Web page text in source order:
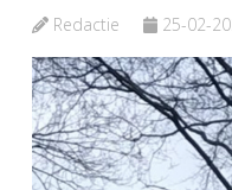
Redactie 25-02-